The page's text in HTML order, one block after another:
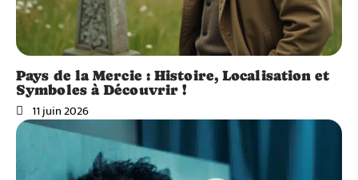
Pays de la Mercie : Histoire, Localisation et
Symboles à Découvrir !
11 juin 2026